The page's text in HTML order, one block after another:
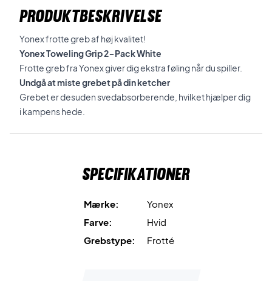
PRODUKTBESKRIVELSE
Yonex frotte greb af høj kvalitet!
Yonex Toweling Grip 2-Pack White
Frotte greb fra Yonex giver dig ekstra føling når du spiller.
Undgå at miste grebet på din ketcher
Grebet er desuden svedabsorberende, hvilket hjælper dig
i kampens hede.
Specifikationer
Mærke:
Yonex
Farve:
Hvid
Grebstype:
Frotté